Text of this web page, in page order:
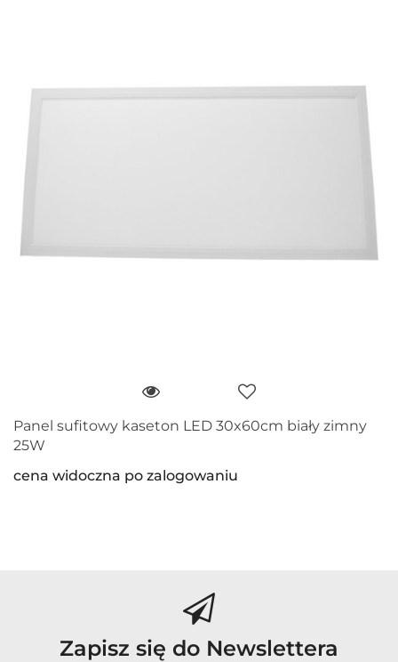
Panel sufitowy kaseton LED 30x60cm biały zimny
25W
cena widoczna po zalogowaniu
Zapisz się do Newslettera